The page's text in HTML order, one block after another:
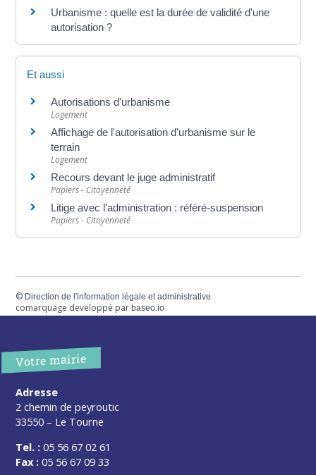
Urbanisme : quelle est la durée de validité d'une
autorisation ?
Et aussi
Autorisations d'urbanisme
Logement
Affichage de l'autorisation d'urbanisme sur le
terrain
Logement
Recours devant le juge administratif
Papiers - Citoyenneté
Litige avec l'administration : référé-suspension
Papiers - Citoyenneté
© Direction de l'information légale et administrative
comarquage developpé parbaseo.io
Votre mairie
Adresse
2 chemin de peyroutic
33550 – Le Tourne
Tel. : 05 56 67 02 61
Fax : 05 56 67 09 33